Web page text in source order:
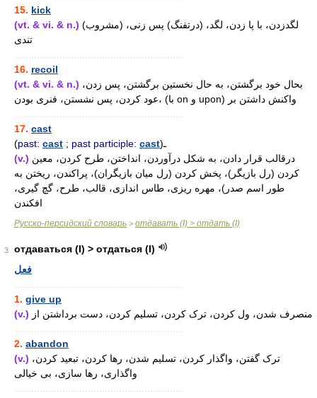
15. kick
(vt. & vi. & n.)
تندی
16. recoil
(vt. & vi. & n.)
عود کردن، پس نشستن، فنری بودن، (با on و upon) واکنش داشتن بر
17. cast
(past: cast ; past participle: cast )ـ
(v.)
کردن (رل بازیگر)، پخش کردن (رل میان بازیگران)، پراکندن، ریختن به
طور اسم صدر)، مهره ریزی، طاس اندازی، قالب، طرح، گچ گیری،
افکندن
Русско-персидский словарь > отдавать (I) > отдать (I)
3
отдаваться (I) > отдаться (I)
فعل
1. give up
(v.) منصرف شدن، ول کردن، ترک کردن، تسلیم کردن، دست برداشتن از
2. abandon
(v.)
واگذاری، رها سازی، بی خیالی